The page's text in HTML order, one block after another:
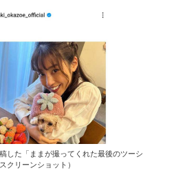
した「ままが撮ってくれた最後のツーシ
クリーンショット）